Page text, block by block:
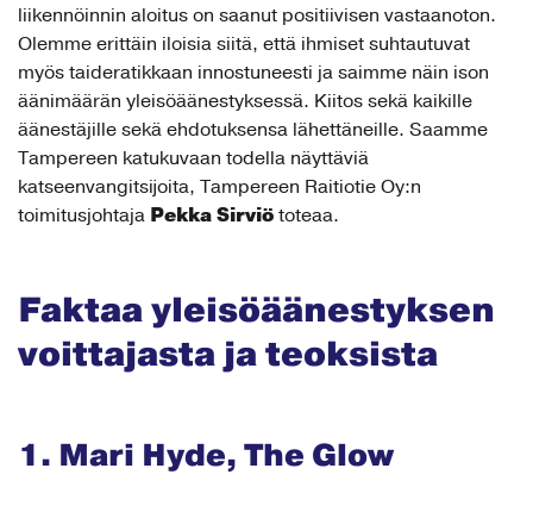
liikennöinnin aloitus on saanut positiivisen vastaanoton.
Olemme erittäin iloisia siitä, että ihmiset suhtautuvat
myös taideratikkaan innostuneesti ja saimme näin ison
äänimäärän yleisöäänestyksessä. Kiitos sekä kaikille
äänestäjille sekä ehdotuksensa lähettäneille. Saamme
Tampereen katukuvaan todella näyttäviä
katseenvangitsijoita, Tampereen Raitiotie Oy:n
toimitusjohtaja Pekka Sirviö toteaa.
Faktaa yleisöäänestyksen
voittajasta ja teoksista
1. Mari Hyde, The Glow